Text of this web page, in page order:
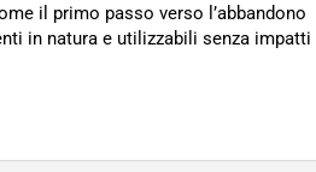
il primo passo verso l’abbandono
in natura e utilizzabili senza impatti